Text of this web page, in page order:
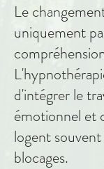
Le
uniquement
d'intégrer le
émotionnel et
logent
blocages.